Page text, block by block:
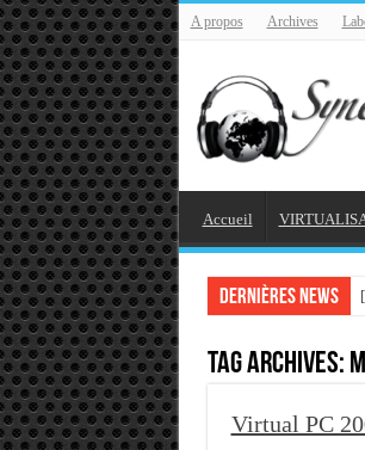
A propos Archives
Accueil
Dernières news
Tag Archives:
Virtual PC